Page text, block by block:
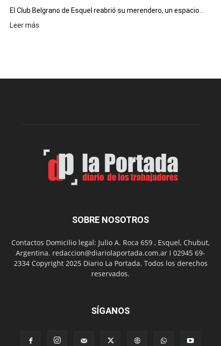
El Club Belgrano de Esquel reabrió su merendero, un espacio...
Leer más
merendero
SOBRE NOSOTROS
Contactos Domicilio legal: Julio A. Roca 659 , Esquel, Chubut,
Argentina. redaccion@diariolaportada.com.ar I 02945 69-
2334 Copyright 2025 Diario La Portada. Todos los derechos
reservados.
SÍGANOS